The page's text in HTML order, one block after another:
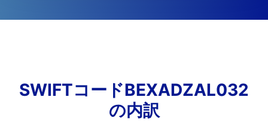
SWIFTコードBEXADZAL032
の内訳